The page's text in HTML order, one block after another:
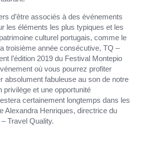
d’être associés à des événements
les éléments les plus typiques et les
culturel portugais, comme le
troisième année consécutive, TQ –
l’édition 2019 du Festival Montepio
où vous pourrez profiter
absolument fabuleuse au son de notre
privilège et une opportunité
certainement longtemps dans les
Alexandra Henriques, directrice du
Travel Quality.